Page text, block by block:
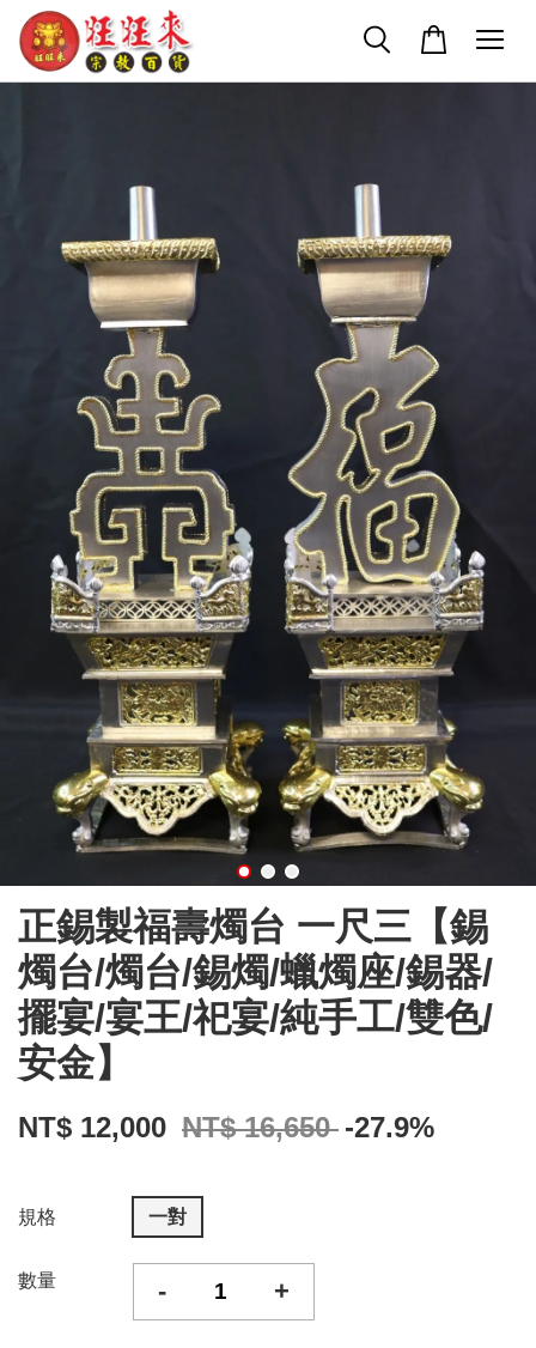
正錫製福壽燭台 一尺三【錫
燭台/燭台/錫燭/蠟燭座/錫器/
擺宴/宴王/祀宴/純手工/雙色/
安金】
NT$ 12,000 NT$ 16,650 -27.9%
規格 一對
數量 - +